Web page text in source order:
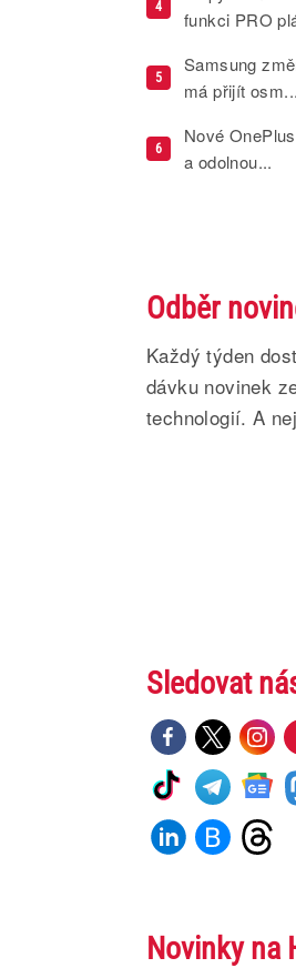
4
funkci PRO
5
Samsung
má přijít osm...
6
Nové
a odolnou...
Odběr
Každý týden
dávku novinek
technologií. A
Sledovat
Novinky na